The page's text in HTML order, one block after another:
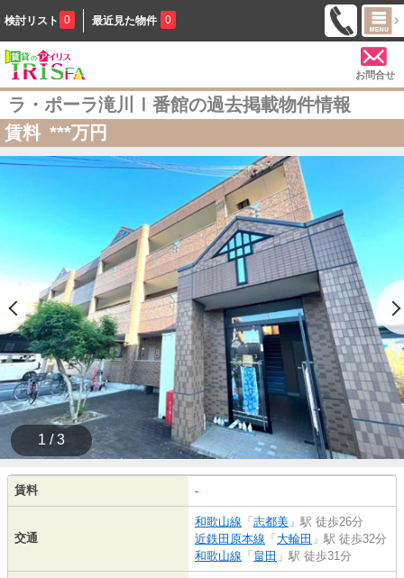
検討リスト 0 最近見た物件 0
お問合せ
ラ・ポーラ滝川Ⅰ番館の過去掲載物件情報
賃料 ***万円
1 / 3
賃料 -
交通
和歌山線 「 志都美 」駅 徒歩26分
近鉄田原本線 「 大輪田 」駅 徒歩32分
和歌山線 「 畠田 」駅 徒歩31分